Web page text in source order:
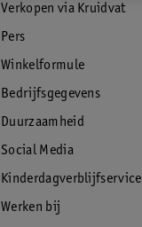
Verkopen via Kruidvat
Pers
Winkelformule
Bedrijfsgegevens
Duurzaamheid
Social Media
Kinderdagverblijfservice
Werken bij